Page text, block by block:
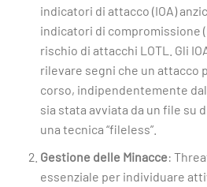
indicatori di attacco (IOA)
indicatori di compromissione
rischio di attacchi LOTL. Gli
rilevare segni che un attacco
corso, indipendentemente
sia stata avviata da un file su
una tecnica “fileless”.
Gestione delle Minacce:
essenziale per individuare